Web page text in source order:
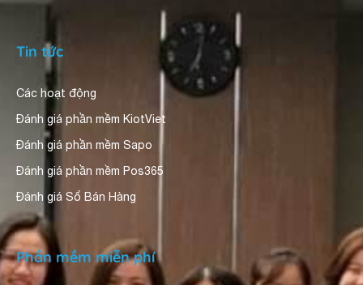
Tin tức
Các hoạt động
Đánh giá phần mềm KiotViet
Đánh giá phần mềm Sapo
Đánh giá phần mềm Pos365
Đánh giá Sổ Bán Hàng
Phần mềm miễn phí